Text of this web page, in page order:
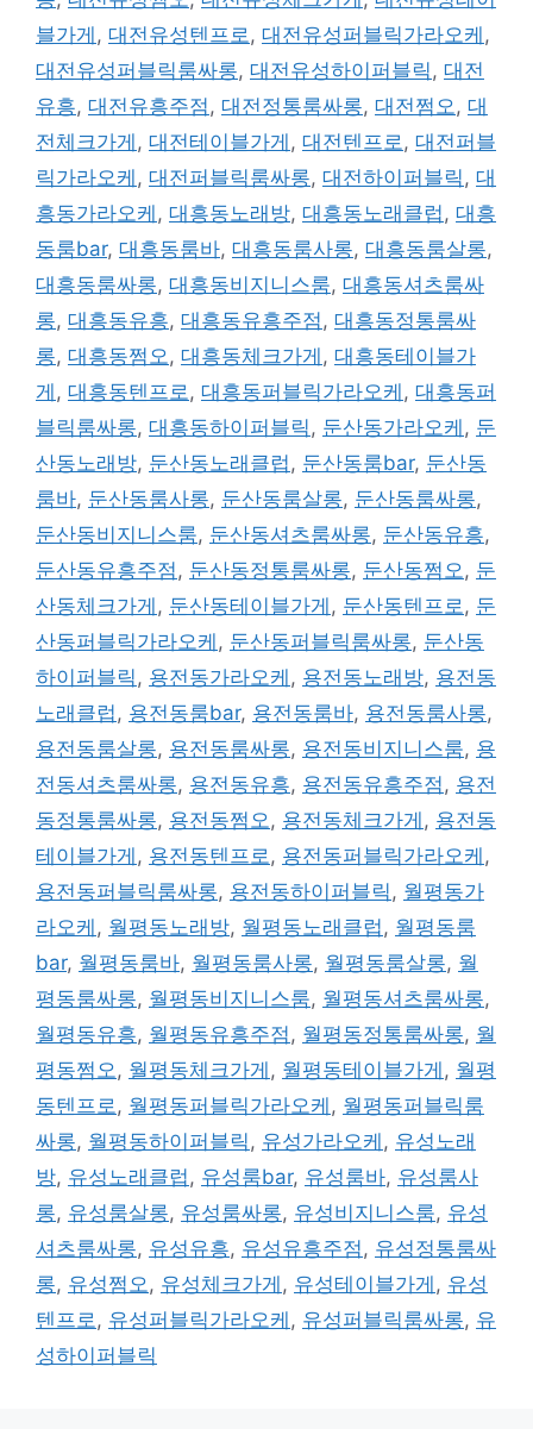
블가게 , 대전유성텐프로 , 대전유성퍼블릭가라오케 ,
대전유성퍼블릭룸싸롱, 대전유성하이퍼블릭 , 대전
유흥, 대전유흥주점 , 대전정통룸싸롱, 대전쩜오 , 대
전체크가게 , 대전테이블가게 , 대전텐프로 , 대전퍼블
릭가라오케 , 대전퍼블릭룸싸롱, 대전하이퍼블릭 , 대
흥동가라오케 , 대흥동노래방, 대흥동노래클럽 , 대흥
동룸bar, 대흥동룸바, 대흥동룸사롱, 대흥동룸살롱,
대흥동룸싸롱, 대흥동비지니스룸, 대흥동셔츠룸싸
롱, 대흥동유흥, 대흥동유흥주점 , 대흥동정통룸싸
롱, 대흥동쩜오 , 대흥동체크가게 , 대흥동테이블가
게 , 대흥동텐프로 , 대흥동퍼블릭가라오케 , 대흥동퍼
블릭룸싸롱, 대흥동하이퍼블릭 , 둔산동가라오케 , 둔
산동노래방, 둔산동노래클럽 , 둔산동룸bar, 둔산동
룸바, 둔산동룸사롱, 둔산동룸살롱, 둔산동룸싸롱,
둔산동비지니스룸, 둔산동셔츠룸싸롱, 둔산동유흥,
둔산동유흥주점 , 둔산동정통룸싸롱, 둔산동쩜오 , 둔
산동체크가게 , 둔산동테이블가게 , 둔산동텐프로 , 둔
산동퍼블릭가라오케 , 둔산동퍼블릭룸싸롱, 둔산동
하이퍼블릭 , 용전동가라오케 , 용전동노래방, 용전동
노래클럽 , 용전동룸bar, 용전동룸바, 용전동룸사롱,
용전동룸살롱, 용전동룸싸롱, 용전동비지니스룸, 용
전동셔츠룸싸롱, 용전동유흥, 용전동유흥주점 , 용전
동정통룸싸롱, 용전동쩜오 , 용전동체크가게 , 용전동
테이블가게 , 용전동텐프로 , 용전동퍼블릭가라오케 ,
용전동퍼블릭룸싸롱, 용전동하이퍼블릭 , 월평동가
라오케 , 월평동노래방, 월평동노래클럽 , 월평동룸
bar, 월평동룸바, 월평동룸사롱, 월평동룸살롱, 월
평동룸싸롱, 월평동비지니스룸, 월평동셔츠룸싸롱,
월평동유흥, 월평동유흥주점 , 월평동정통룸싸롱, 월
평동쩜오 , 월평동체크가게 , 월평동테이블가게 , 월평
동텐프로 , 월평동퍼블릭가라오케 , 월평동퍼블릭룸
싸롱, 월평동하이퍼블릭 , 유성가라오케 , 유성노래
방, 유성노래클럽 , 유성룸bar, 유성룸바, 유성룸사
롱, 유성룸살롱, 유성룸싸롱, 유성비지니스룸, 유성
셔츠룸싸롱, 유성유흥, 유성유흥주점 , 유성정통룸싸
롱, 유성쩜오 , 유성체크가게 , 유성테이블가게 , 유성
텐프로 , 유성퍼블릭가라오케 , 유성퍼블릭룸싸롱, 유
성하이퍼블릭